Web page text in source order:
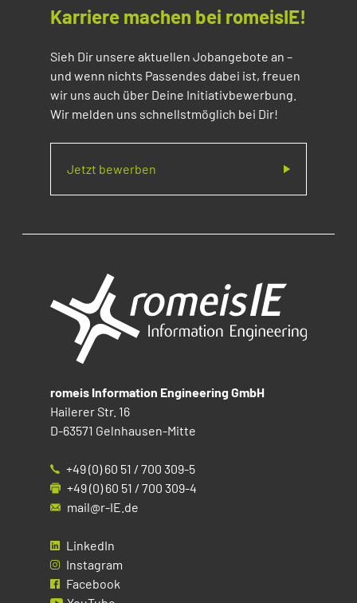
Karriere machen bei romeisIE!
Sieh Dir unsere aktuellen Jobangebote an –
und wenn nichts Passendes dabei ist, freuen
wir uns auch über Deine Initiativbewerbung.
Wir melden uns schnellstmöglich bei Dir!
Jetzt bewerben
romeis Information Engineering GmbH
Hailerer Str. 16
D-63571 Gelnhausen-Mitte
+49 (0) 60 51 / 700 309-5
+49 (0) 60 51 / 700 309-4
mail@r-IE.de
LinkedIn
Instagram
Facebook